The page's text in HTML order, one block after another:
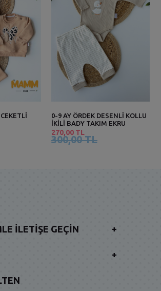
0-9 AY ÖRDEK DESENLİ KOLLU
İKİLİ BADY TAKIM EKRU
270,00 TL
300,00 TL
İLETIŞE GEÇIN +
+